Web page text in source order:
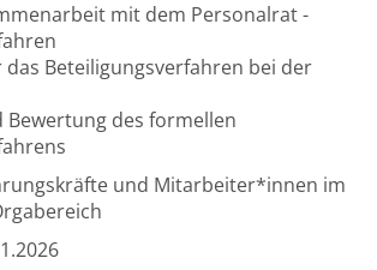
mit dem Personalrat -
Beteiligungsverfahren bei der
Bewertung des formellen
und Mitarbeiter*innen im